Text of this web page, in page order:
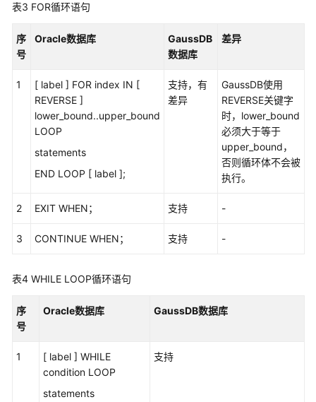
准
类
型
转
换
语
转
错
风
险
表3 FOR循环语句
序
号
Oracle数据库
GaussDB
数据库
差异
1
[ label ] FOR index IN [
REVERSE ]
lower_bound..upper_bound
LOOP
statements
END LOOP [ label ];
支持，有
差异
GaussDB使用
REVERSE关键字
时，lower_bound
必须大于等于
upper_bound，
否则循环体不会被
执行。
2 EXIT WHEN； 支持 -
3 CONTINUE WHEN； 支持 -
表4 WHILE LOOP循环语句
序
号
Oracle数据库 GaussDB数据库
1
[ label ] WHILE
condition LOOP
statements
支持